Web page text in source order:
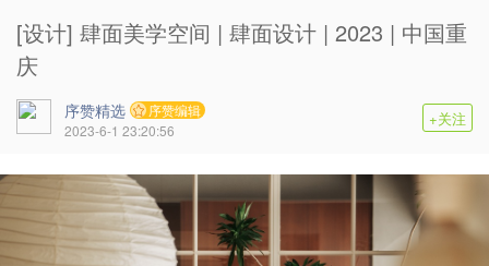
[设计] 肆面美学空间 | 肆面设计 | 2023 | 中国重
庆
序赞精选
序赞编辑
2023-6-1 23:20:56
+关注